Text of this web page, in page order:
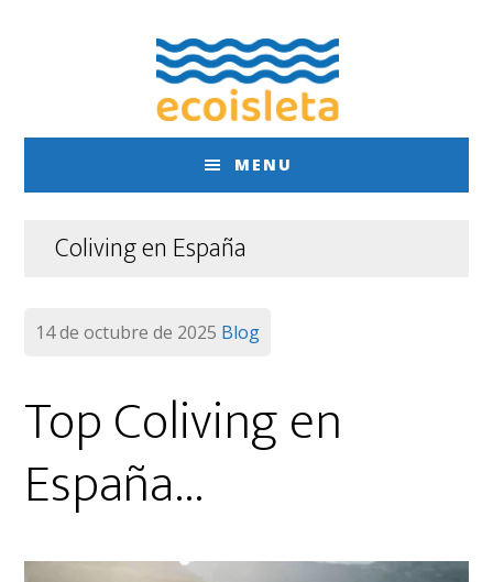
MENU
Coliving en España
14 de octubre de 2025 Blog
Top Coliving en
España…